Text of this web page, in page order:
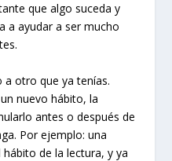
que algo suceda y
a ayudar a ser mucho
otro que ya tenías.
nuevo hábito, la
antes o después de
Por ejemplo: una
de la lectura, y ya